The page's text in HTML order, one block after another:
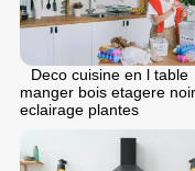
Deco cuisine en l table
manger bois etagere
eclairage plantes